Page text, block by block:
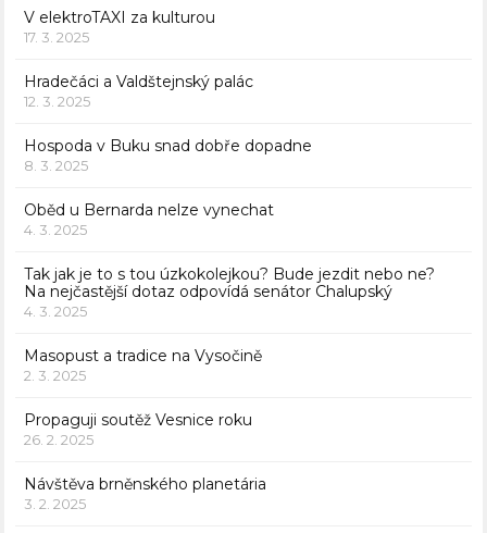
V elektroTAXI za kulturou
17. 3. 2025
Hradečáci a Valdštejnský palác
12. 3. 2025
Hospoda v Buku snad dobře dopadne
8. 3. 2025
Oběd u Bernarda nelze vynechat
4. 3. 2025
Tak jak je to s tou úzkokolejkou? Bude jezdit nebo ne?
Na nejčastější dotaz odpovídá senátor Chalupský
4. 3. 2025
Masopust a tradice na Vysočině
2. 3. 2025
Propaguji soutěž Vesnice roku
26. 2. 2025
Návštěva brněnského planetária
3. 2. 2025